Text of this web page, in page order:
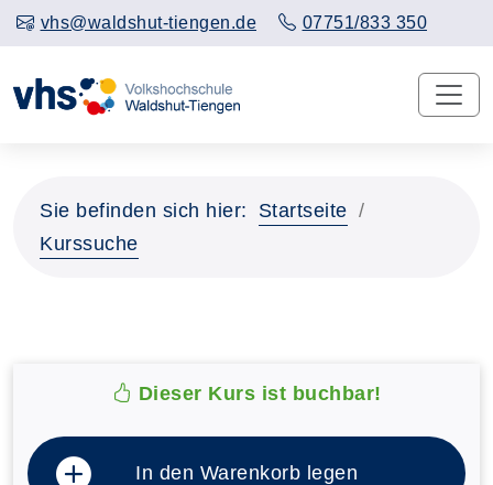
vhs@waldshut-tiengen.de 07751/833 350
Sie befinden sich hier:
Startseite
Kurssuche
Dieser Kurs ist buchbar!
In den Warenkorb legen